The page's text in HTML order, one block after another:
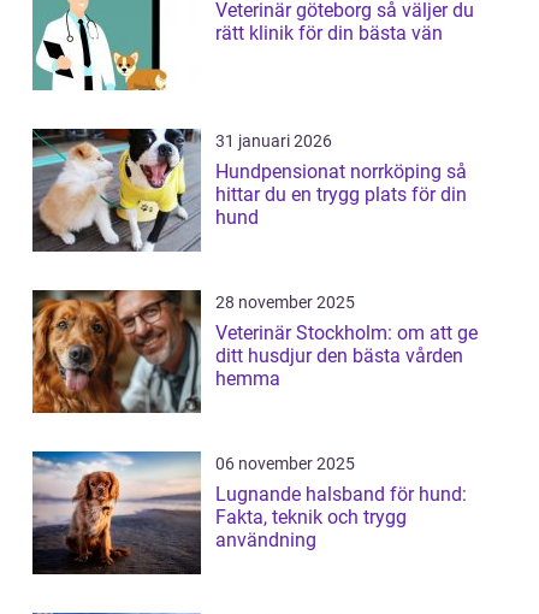
Veterinär göteborg så väljer du
rätt klinik för din bästa vän
31 januari 2026
Hundpensionat norrköping så
hittar du en trygg plats för din
hund
28 november 2025
Veterinär Stockholm: om att ge
ditt husdjur den bästa vården
hemma
06 november 2025
Lugnande halsband för hund:
Fakta, teknik och trygg
användning